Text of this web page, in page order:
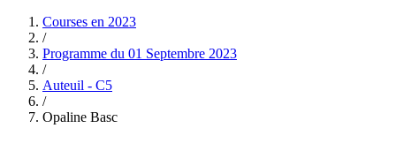
Courses en 2023
/
Programme du 01 Septembre 2023
/
Auteuil - C5
/
Opaline Basc